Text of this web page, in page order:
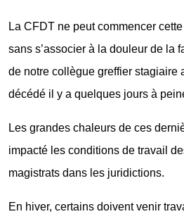
La CFDT ne peut commencer
sans s’associer à la douleur de la
de notre collègue greffier stagiaire
décédé il y a quelques jours à
Les grandes chaleurs de ces
impacté les conditions de travail
magistrats dans les juridictions.
En hiver, certains doivent venir